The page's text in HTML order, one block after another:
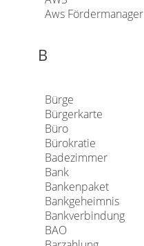
Aws Fördermanager
B
Bürge
Bürgerkarte
Büro
Bürokratie
Badezimmer
Bank
Bankenpaket
Bankgeheimnis
Bankverbindung
BAO